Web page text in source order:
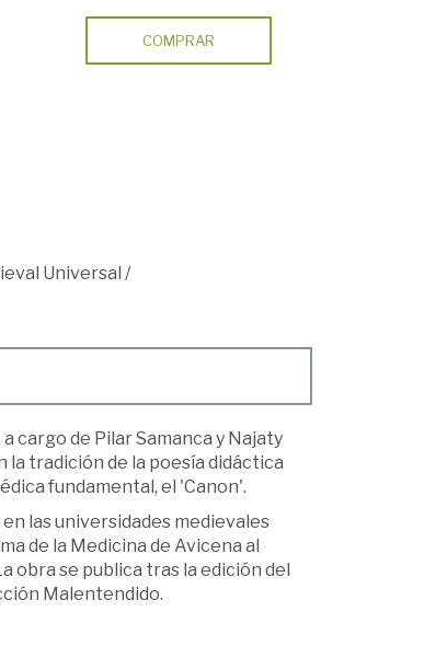
COMPRAR
Universal /
cargo de Pilar Samanca y Najaty
la tradición de la poesía didáctica
fundamental, el 'Canon'.
las universidades medievales
de la Medicina de Avicena al
obra se publica tras la edición del
Malentendido.